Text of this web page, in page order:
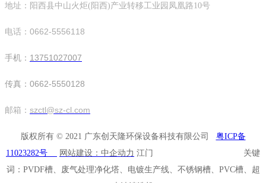
地址：阳西县中山火炬(阳西)产业转移工业园凤凰路10号
电话：0662-5556118
手机： 13751027007
传真：0662-5550128
邮箱： szctl@sz-cl.com
版权所有 © 2021 广东创天隆环保设备科技有限公司 粤ICP备
11023282号
网站建设：中企动力 江门 关键
词：PVDF槽、废气处理净化塔、电镀生产线、不锈钢槽、PVC槽、超